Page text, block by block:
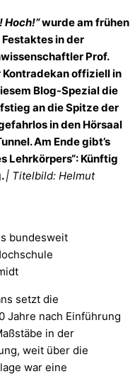
Hoch!“wurde am frühen
in der
Prof.
offiziell in
Blog-Spezial die
an die Spitze der
in den Hörsaal
Am Ende gibt’s
Lehrkörpers“: Künftig
| Titelbild: Helmut
bundesweit
setzt die
Jahre nach Einführung
in der
weit über die
war eine